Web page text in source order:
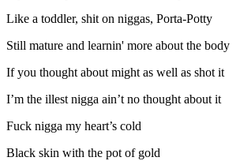
Like a toddler, shit on niggas, Porta-Potty
Still mature and learnin' more about the body
If you thought about might as well as shot it
I’m the illest nigga ain’t no thought about it
Fuck nigga my heart’s cold
Black skin with the pot of gold